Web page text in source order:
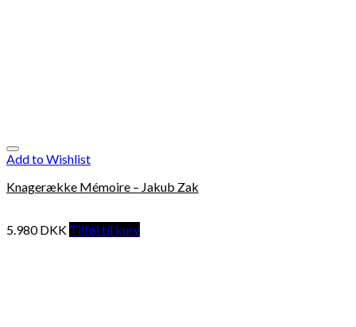
Add to Wishlist
Knagerække Mémoire – Jakub Zak
5.980DKK Tilføj til kurv